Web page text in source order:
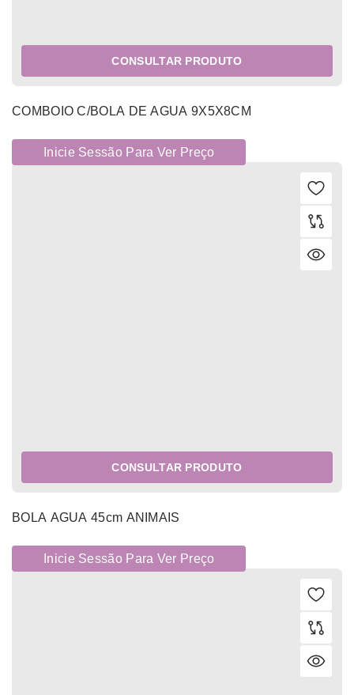
CONSULTAR PRODUTO
COMBOIO C/BOLA DE AGUA 9X5X8CM
Inicie Sessão Para Ver Preço
CONSULTAR PRODUTO
BOLA AGUA 45cm ANIMAIS
Inicie Sessão Para Ver Preço